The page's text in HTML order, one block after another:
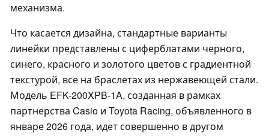
механизма.
Что касается дизайна, стандартные варианты
линейки представлены с циферблатами черного,
синего, красного и золотого цветов с градиентной
текстурой, все на браслетах из нержавеющей стали.
Модель EFK-200XPB-1A, созданная в рамках
партнерства Casio и Toyota Racing, объявленного в
январе 2026 года, идет совершенно в другом